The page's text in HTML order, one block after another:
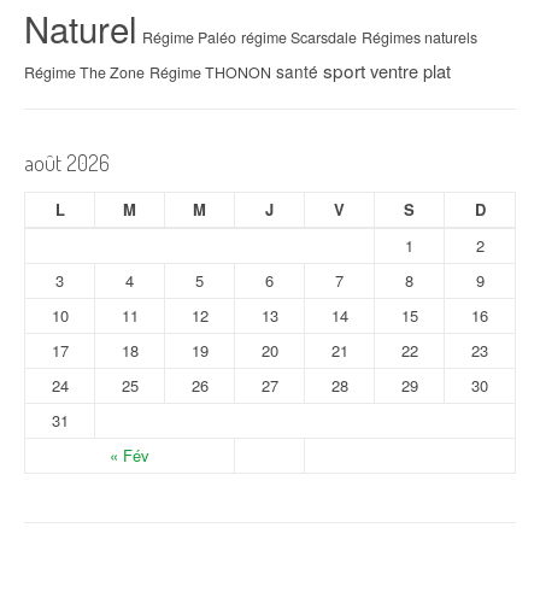
Naturel Régime Paléo régime Scarsdale Régimes naturels
Régime The Zone Régime THONON santé sportventre plat
août 2026
L M M J V S D
« Fév
1
2
3
4 5 6 7 8
9
10
11 12 13 14 15
16
17
18 19 20 21 22
23
24
25 26 27 28 29
30
31